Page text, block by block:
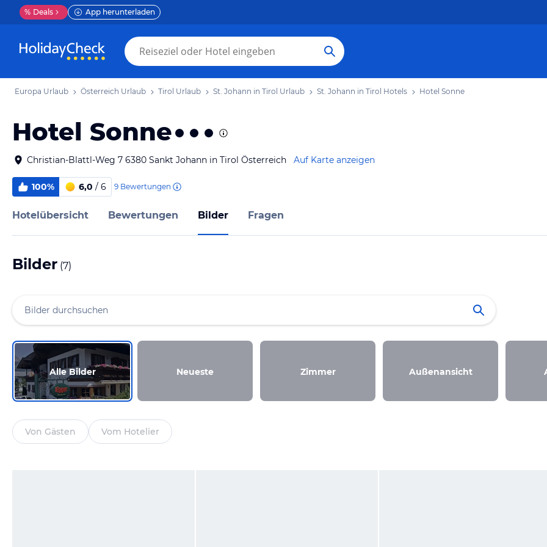
% Deals App herunterladen
Europa Urlaub Österreich Urlaub Tirol Urlaub St. Johann in Tirol Urlaub St. Johann in Tirol Hotels Hotel Sonne
Hotel Sonne
Christian-Blattl-Weg 7 6380 Sankt Johann in Tirol Österreich Auf Karte anzeigen
100% 6,0 / 6 9 Bewertungen
Hotelübersicht Bewertungen Bilder Fragen
Bilder (7)
Alle Bilder Neueste Zimmer Außenansicht
Von Gästen Vom Hotelier